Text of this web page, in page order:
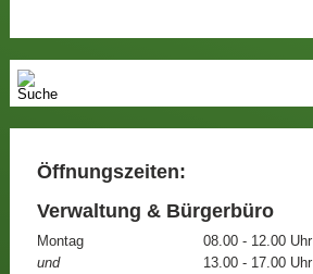
Öffnungszeiten:
Verwaltung & Bürgerbüro
Montag
08.00 - 12.00 Uhr
und
13.00 - 17.00 Uhr